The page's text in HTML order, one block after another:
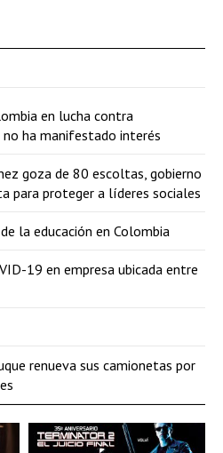
en lucha contra
no ha manifestado interés
goza de 80 escoltas, gobierno
para proteger a líderes sociales
la educación en Colombia
19 en empresa ubicada entre
renueva sus camionetas por